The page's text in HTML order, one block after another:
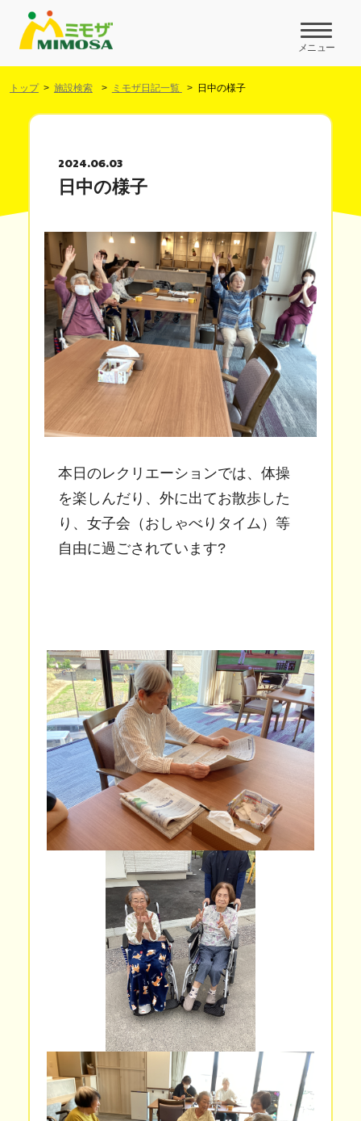
メニュー
トップ 施設検索 ミモザ日記一覧 日中の様子
2024.06.03
日中の様子
本日のレクリエーションでは、体操
を楽しんだり、外に出てお散歩した
り、女子会（おしゃべりタイム）等
自由に過ごされています?